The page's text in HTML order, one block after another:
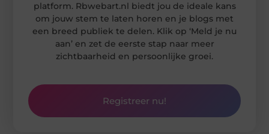
platform. Rbwebart.nl biedt jou de ideale kans
om jouw stem te laten horen en je blogs met
een breed publiek te delen. Klik op ‘Meld je nu
aan’ en zet de eerste stap naar meer
zichtbaarheid en persoonlijke groei.
Registreer nu!